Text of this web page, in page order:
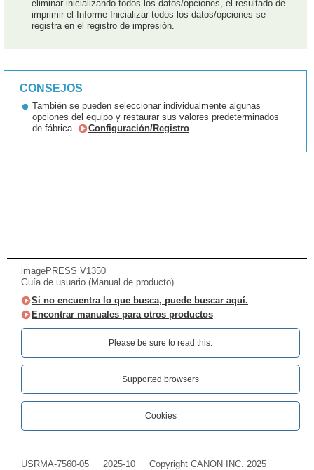
eliminar inicializando todos los datos/opciones, el resultado de
imprimir el Informe Inicializar todos los datos/opciones se
registra en el registro de impresión.
CONSEJOS
También se pueden seleccionar individualmente algunas
opciones del equipo y restaurar sus valores predeterminados
de fábrica.
Configuración/Registro
imagePRESS V1350
Guía de usuario (Manual de producto)
Si no encuentra lo que busca, puede buscar aquí.
Encontrar manuales para otros productos
Please be sure to read this.‎
Supported browsers
Cookies
USRMA-7560-05 2025-10 Copyright CANON INC. 2025